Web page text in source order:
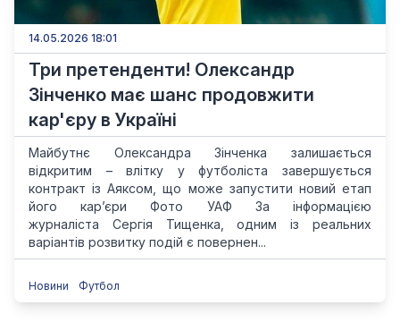
14.05.2026 18:01
Три претенденти! Олександр
Зінченко має шанс продовжити
кар'єру в Україні
Майбутнє Олександра Зінченка залишається
відкритим – влітку у футболіста завершується
контракт із Аяксом, що може запустити новий етап
його кар’єри Фото УАФ За інформацією
журналіста Сергія Тищенка, одним із реальних
варіантів розвитку подій є повернен...
Новини Футбол